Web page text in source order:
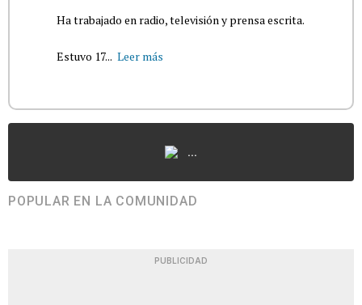
Ha trabajado en radio, televisión y prensa escrita.
Estuvo 17... Leer más
...
POPULAR EN LA COMUNIDAD
PUBLICIDAD